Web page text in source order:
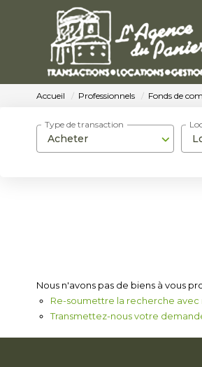
Accueil Professionnels Fonds de
Acheter
Type de transaction
Nous n'avons pas de biens à vous
Re-soumettre la recherche avec
Transmettez-nous votre